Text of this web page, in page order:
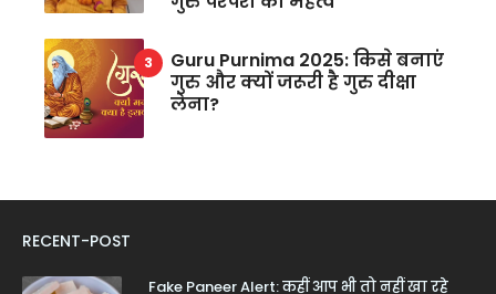
Guru Purnima 2025: किसे बनाएं
गुरु और क्यों जरूरी है गुरु दीक्षा
लेना?
RECENT-POST
Fake Paneer Alert: कहीं आप भी तो नहीं खा रहे